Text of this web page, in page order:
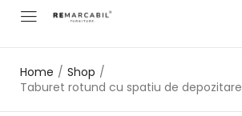
Home / Shop /
Taburet rotund cu spatiu de depozitare